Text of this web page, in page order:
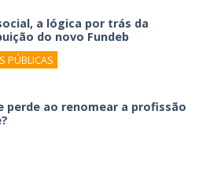
a lógica por trás da
do novo Fundeb
PÚBLICAS
perde ao renomear a profissão